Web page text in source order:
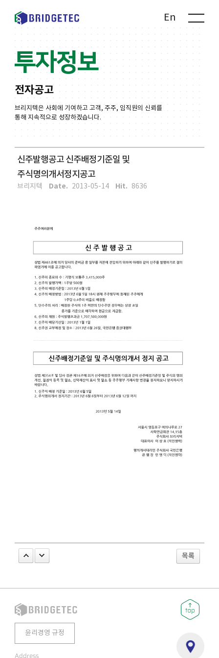
En
투자정보
전자공고
브리지텍은 사회에 기여하고 고객, 주주, 임직원의 신뢰를
통해 지속적으로 성장하겠습니다.
신주발행공고 신주배정기준일 및
주식명의개서정지공고
브리지텍 Date. 2013-05-14 Hit. 8636
목록
윤리경영 규정